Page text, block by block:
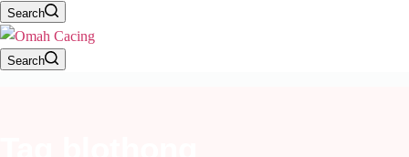
Search
Search